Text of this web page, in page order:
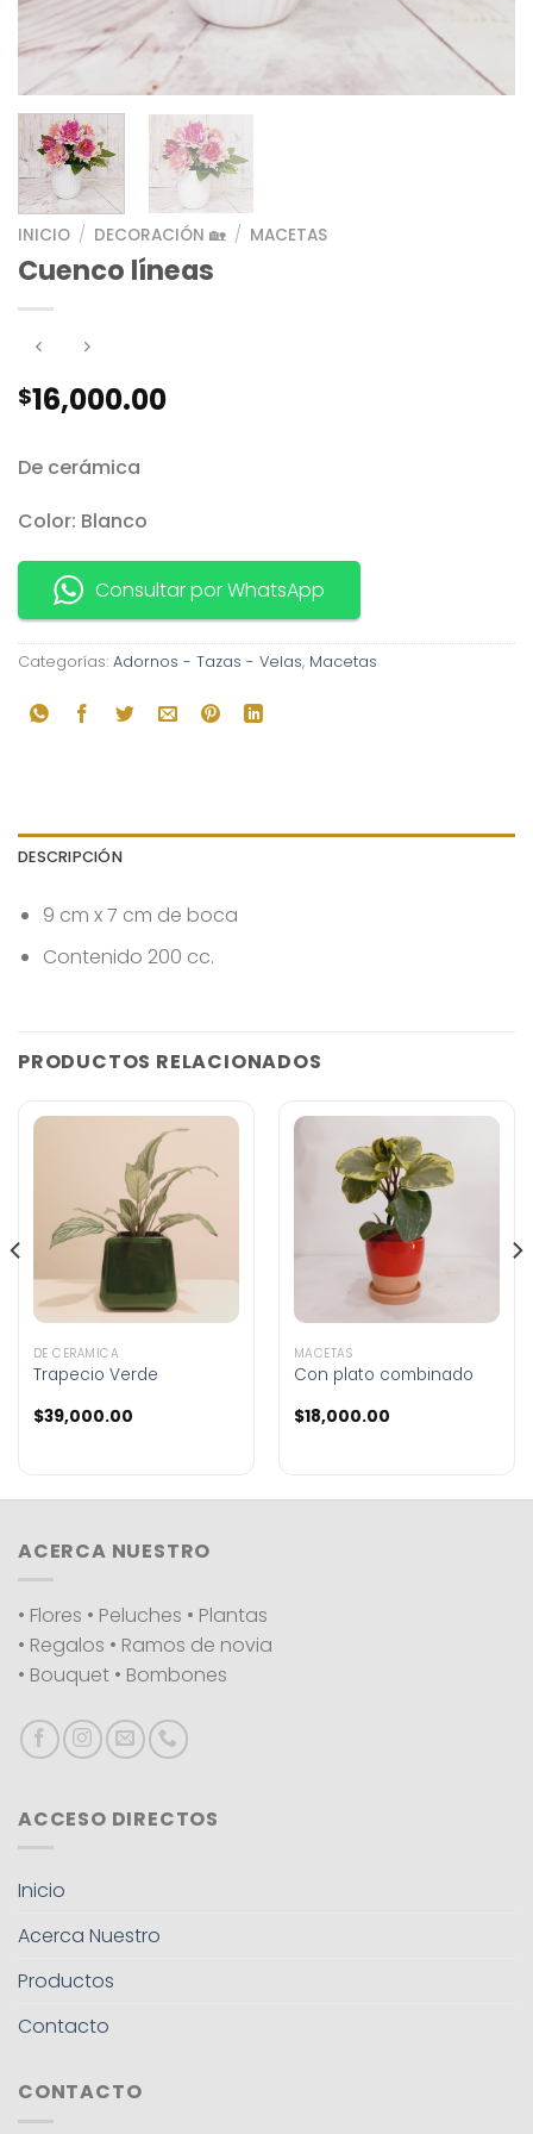
INICIO / DECORACIÓN 🏡 / MACETAS
Cuenco líneas
$16,000.00
De cerámica
Color: Blanco
Consultar por WhatsApp
Categorías: Adornos - Tazas - Velas, Macetas
DESCRIPCIÓN
9 cm x 7 cm de boca
Contenido 200 cc.
PRODUCTOS RELACIONADOS
DE CERÁMICA
Trapecio Verde
$39,000.00
MACETAS
Con plato combinado
$18,000.00
ACERCA NUESTRO
• Flores • Peluches • Plantas
• Regalos • Ramos de novia
• Bouquet • Bombones
ACCESO DIRECTOS
Inicio
Acerca Nuestro
Productos
Contacto
CONTACTO